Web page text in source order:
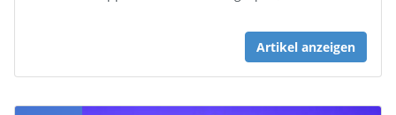
Artikel anzeigen